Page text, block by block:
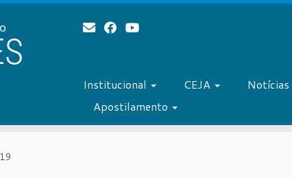
Institucional CEJA Notícias
Apostilamento
19